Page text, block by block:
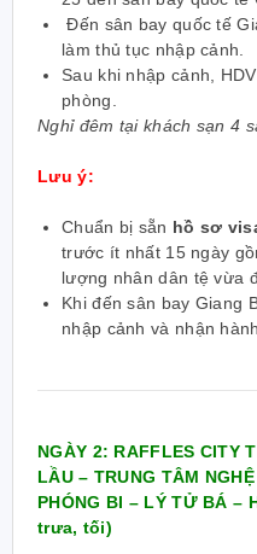
Đến sân bay quốc tế
làm thủ tục nhập cảnh.
Sau khi nhập cảnh,
phòng.
Nghỉ đêm tại khách sạn 4
Lưu ý:
Chuẩn bị sẵn hồ sơ
trước ít nhất 15 ngày
lượng nhân dân tệ vừa
Khi đến sân bay Giang
nhập cảnh và nhận
NGÀY 2: RAFFLES CITY
LẦU – TRUNG TÂM
PHÓNG BI – LÝ TỬ BÁ –
trưa, tối)